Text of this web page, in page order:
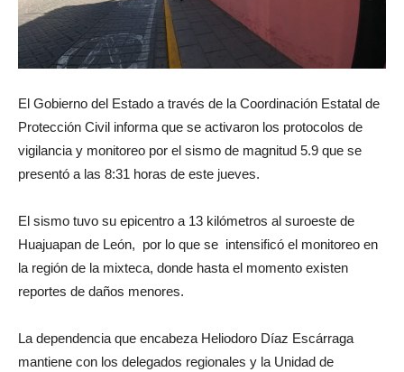
El Gobierno del Estado a través de la Coordinación Estatal de
Protección Civil informa que se activaron los protocolos de
vigilancia y monitoreo por el sismo de magnitud 5.9 que se
presentó a las 8:31 horas de este jueves.
El sismo tuvo su epicentro a 13 kilómetros al suroeste de
Huajuapan de León, por lo que se intensificó el monitoreo en
la región de la mixteca, donde hasta el momento existen
reportes de daños menores.
La dependencia que encabeza Heliodoro Díaz Escárraga
mantiene con los delegados regionales y la Unidad de